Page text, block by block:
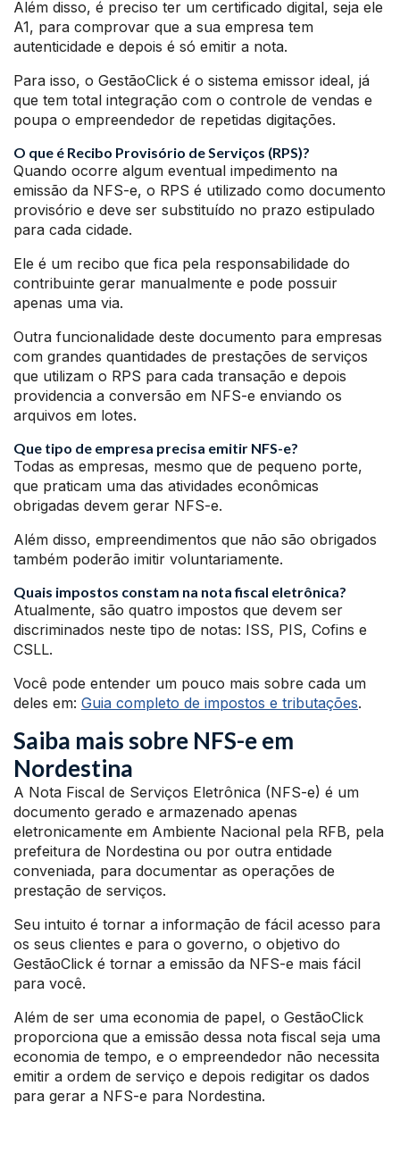
Além disso, é preciso ter um certificado digital, seja ele
A1, para comprovar que a sua empresa tem
autenticidade e depois é só emitir a nota.
Para isso, o GestãoClick é o sistema emissor ideal, já
que tem total integração com o controle de vendas e
poupa o empreendedor de repetidas digitações.
O que é Recibo Provisório de Serviços (RPS)?
Quando ocorre algum eventual impedimento na
emissão da NFS-e, o RPS é utilizado como documento
provisório e deve ser substituído no prazo estipulado
para cada cidade.
Ele é um recibo que fica pela responsabilidade do
contribuinte gerar manualmente e pode possuir
apenas uma via.
Outra funcionalidade deste documento para empresas
com grandes quantidades de prestações de serviços
que utilizam o RPS para cada transação e depois
providencia a conversão em NFS-e enviando os
arquivos em lotes.
Que tipo de empresa precisa emitir NFS-e?
Todas as empresas, mesmo que de pequeno porte,
que praticam uma das atividades econômicas
obrigadas devem gerar NFS-e.
Além disso, empreendimentos que não são obrigados
também poderão imitir voluntariamente.
Quais impostos constam na nota fiscal eletrônica?
Atualmente, são quatro impostos que devem ser
discriminados neste tipo de notas: ISS, PIS, Cofins e
CSLL.
Você pode entender um pouco mais sobre cada um
deles em: Guia completo de impostos e tributações.
Saiba mais sobre NFS-e em
Nordestina
A Nota Fiscal de Serviços Eletrônica (NFS-e) é um
documento gerado e armazenado apenas
eletronicamente em Ambiente Nacional pela RFB, pela
prefeitura de Nordestina ou por outra entidade
conveniada, para documentar as operações de
prestação de serviços.
Seu intuito é tornar a informação de fácil acesso para
os seus clientes e para o governo, o objetivo do
GestãoClick é tornar a emissão da NFS-e mais fácil
para você.
Além de ser uma economia de papel, o GestãoClick
proporciona que a emissão dessa nota fiscal seja uma
economia de tempo, e o empreendedor não necessita
emitir a ordem de serviço e depois redigitar os dados
para gerar a NFS-e para Nordestina.